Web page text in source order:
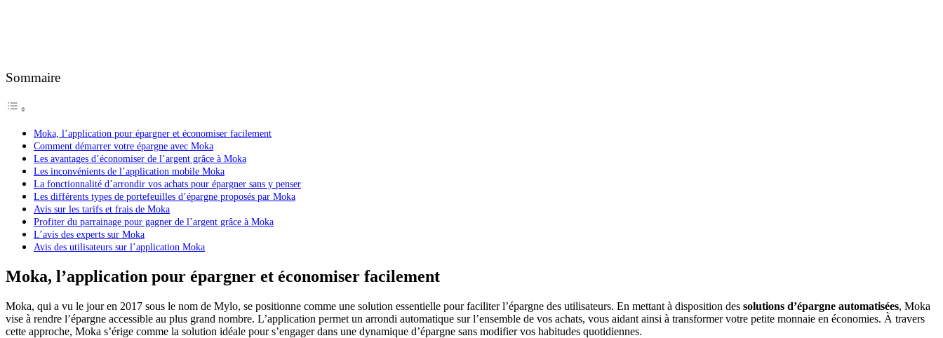
Sommaire
Moka, l’application pour épargner et économiser facilement
Comment démarrer votre épargne avec Moka
Les avantages d’économiser de l’argent grâce à Moka
Les inconvénients de l’application mobile Moka
La fonctionnalité d’arrondir vos achats pour épargner sans y penser
Les différents types de portefeuilles d’épargne proposés par Moka
Avis sur les tarifs et frais de Moka
Profiter du parrainage pour gagner de l’argent grâce à Moka
L’avis des experts sur Moka
Avis des utilisateurs sur l’application Moka
Moka, l’application pour épargner et économiser facilement
Moka, qui a vu le jour en 2017 sous le nom de Mylo, se positionne comme une solution essentielle pour faciliter l’épargne des utilisateurs. En mettant à disposition des solutions d’épargne automatisées, Moka
vise à rendre l’épargne accessible au plus grand nombre. L’application permet un arrondi automatique sur l’ensemble de vos achats, vous aidant ainsi à transformer votre petite monnaie en économies. À travers
cette approche, Moka s’érige comme la solution idéale pour s’engager dans une dynamique d’épargne sans modifier vos habitudes quotidiennes.